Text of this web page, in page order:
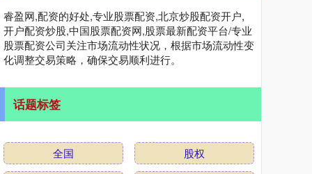
睿盈网,配资的好处,专业股票配资,北京炒股配资开户,
开户配资炒股,中国股票配资网,股票最新配资平台/专业
股票配资公司关注市场流动性状况，根据市场流动性变
化调整交易策略，确保交易顺利进行。
话题标签
全国
股权